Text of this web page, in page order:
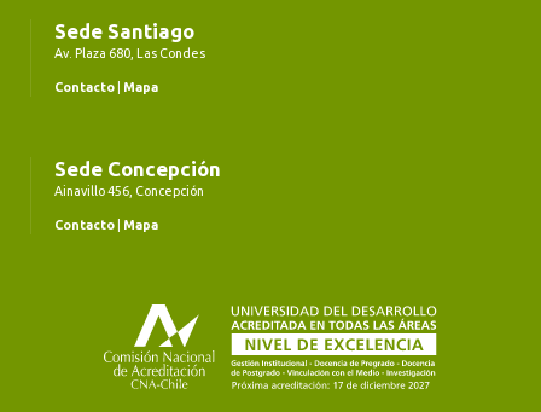
Sede Santiago
Av. Plaza 680, Las Condes
Contacto Mapa
Sede Concepción
Ainavillo 456, Concepción
Contacto Mapa